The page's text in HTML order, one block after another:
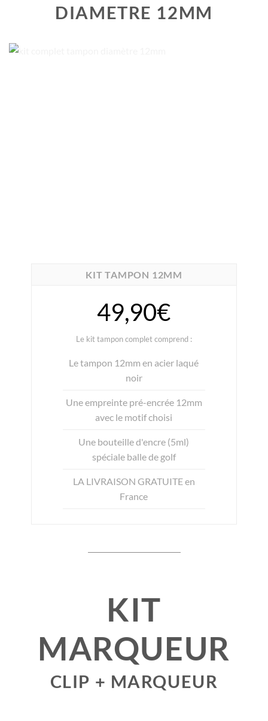
DIAMETRE 12MM
KIT TAMPON 12MM
49,90€
Le kit tampon complet comprend :
Le tampon 12mm en acier laqué
noir
Une empreinte pré-encrée 12mm
avec le motif choisi
Une bouteille d'encre (5ml)
spéciale balle de golf
LA LIVRAISON GRATUITE en
France
KIT
MARQUEUR
CLIP + MARQUEUR